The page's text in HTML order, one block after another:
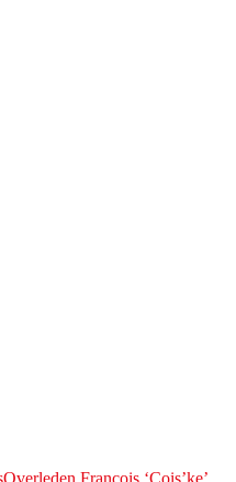
Overleden François ‘Çois’ke’